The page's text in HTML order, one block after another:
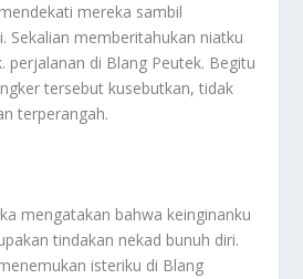
mereka sambil
Sekalian memberitahukan niatku
perjalanan di Blang Peutek. Begitu
tersebut kusebutkan, tidak
terperangah.
mengatakan bahwa keinginanku
tindakan nekad bunuh diri.
isteriku di Blang